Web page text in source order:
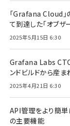
「Grafana Cloud
て到達した「オブザ
2025年5月15日 6:30
Grafana Labs
ンドビルドから産ま
2025年4月21日 6:30
API管理をより簡
の主要機能